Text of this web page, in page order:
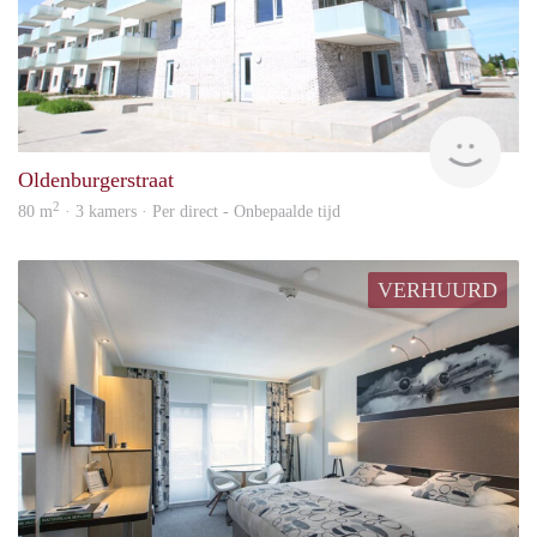
Oldenburgerstraat
80 m2 · 3 kamers · Per direct - Onbepaalde tijd
VERHUURD